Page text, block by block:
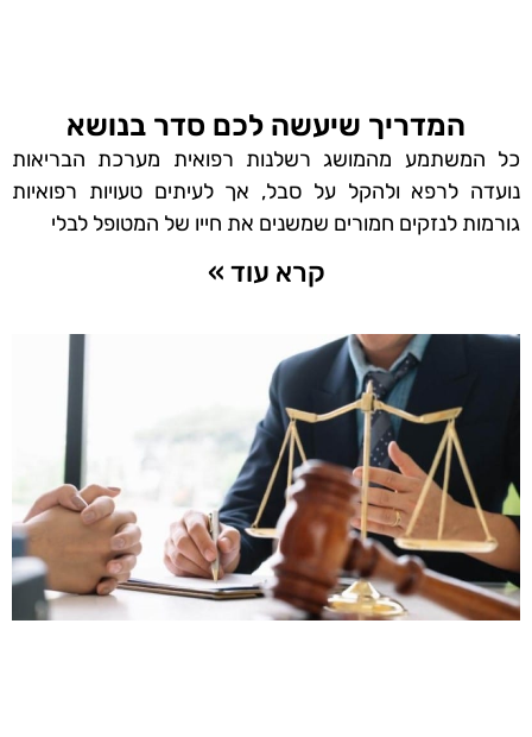
המדריך שיעשה לכם סדר בנושא
כל המשתמע מהמושג רשלנות רפואית מערכת הבריאות
נועדה לרפא ולהקל על סבל, אך לעיתים טעויות רפואיות
גורמות לנזקים חמורים שמשנים את חייו של המטופל לבלי
קרא עוד »